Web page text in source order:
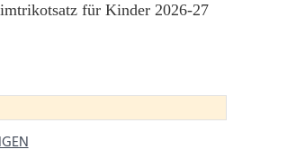
für Kinder 2026-27